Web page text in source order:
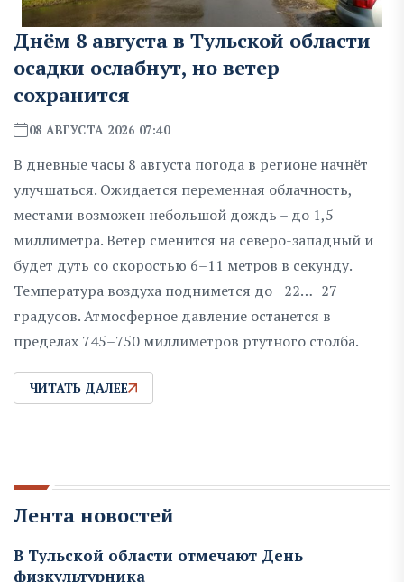
Днём 8 августа в Тульской области
осадки ослабнут, но ветер
сохранится
08 АВГУСТА 2026 07:40
В дневные часы 8 августа погода в регионе начнёт
улучшаться. Ожидается переменная облачность,
местами возможен небольшой дождь – до 1,5
миллиметра. Ветер сменится на северо-западный и
будет дуть со скоростью 6–11 метров в секунду.
Температура воздуха поднимется до +22…+27
градусов. Атмосферное давление останется в
пределах 745–750 миллиметров ртутного столба.
ЧИТАТЬ ДАЛЕЕ
Лента новостей
В Тульской области отмечают День
физкультурника